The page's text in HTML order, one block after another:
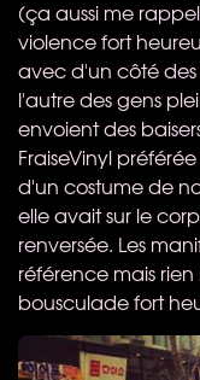
(ça aussi me
violence fort
avec d'un côté des
l'autre des gens
envoient des
FraiseVinyl
d'un costume de
elle avait sur le
renversée. Les
référence mais
bousculade fort